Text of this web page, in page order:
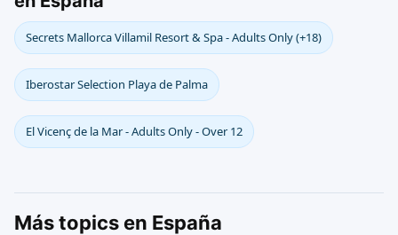
Secrets Mallorca Villamil Resort & Spa - Adults Only (+18)
Iberostar Selection Playa de Palma
El Vicenç de la Mar - Adults Only - Over 12
Más topics en España